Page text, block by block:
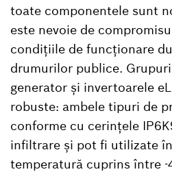
toate componentele sunt
este nevoie de
condițiile de funcționare
drumurilor publice.
generator și invertoarele
robuste: ambele tipuri de
conforme cu cerințele
infiltrare și pot fi utilizate
temperatură cuprins între -